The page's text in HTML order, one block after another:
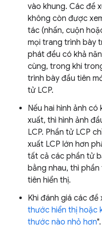
vào khung. Các đề
không còn được
tác (nhấn, cuộn
mọi trang trình bày
phát đều có khả
cùng, trong khi
trình bày đầu tiên
tử LCP.
Nếu hai hình ảnh
xuất, thì hình ảnh
LCP. Phần tử LCP
xuất LCP lớn hơn
tất cả các phần tử
bằng nhau, thì phần
tiên hiển thị.
Khi đánh giá các đề
thước hiển thị hoặc
thước nào nhỏ hơn